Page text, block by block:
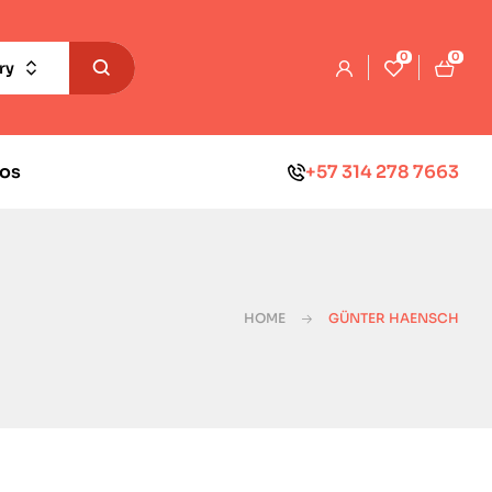
0 0
+57 314 278 7663
HOME GÜNTER HAENSCH